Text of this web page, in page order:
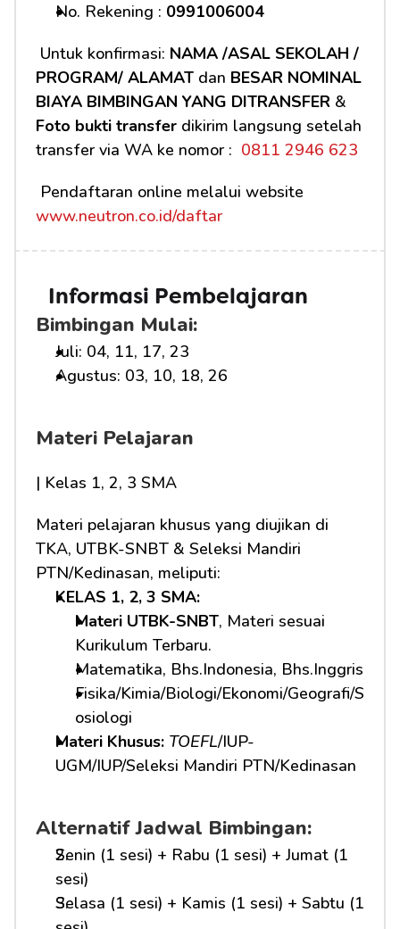
No. Rekening : 0991006004
Untuk konfirmasi: NAMA /ASAL SEKOLAH /
PROGRAM/ ALAMAT dan BESAR NOMINAL
BIAYA BIMBINGAN YANG DITRANSFER
Foto bukti transfer dikirim langsung setelah
transfer via WA ke nomor : 0811 2946 623
www.neutron.co.id/daftar
Informasi Pembelajaran
Bimbingan Mulai:
Juli: 04, 11, 17, 23
Agustus: 03, 10, 18, 26
Materi Pelajaran
| Kelas 1, 2, 3 SMA
Materi pelajaran khusus yang diujikan di
TKA, UTBK-SNBT & Seleksi Mandiri
PTN/Kedinasan, meliputi:
KELAS 1, 2, 3 SMA:
Materi UTBK-SNBT, Materi sesuai
Kurikulum Terbaru.
Matematika, Bhs.Indonesia, Bhs.Inggris
Fisika/Kimia/Biologi/Ekonomi/Geografi/S
osiologi
Materi Khusus: TOEFL/IUP-
UGM/IUP/Seleksi Mandiri PTN/Kedinasan
Alternatif Jadwal Bimbingan:
Senin (1 sesi) + Rabu (1 sesi) + Jumat (1
sesi)
Selasa (1 sesi) + Kamis (1 sesi) + Sabtu (1